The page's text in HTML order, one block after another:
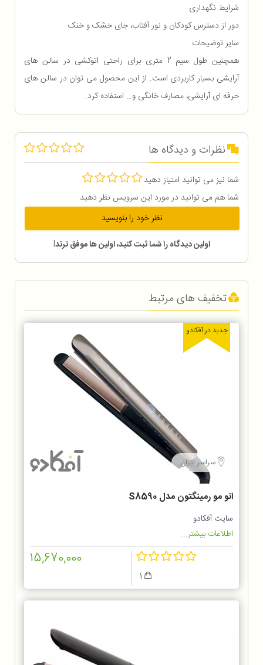
شرایط نگهداری
دور از دسترس کودکان و نور آفتاب، جای خشک و خنک
سایر توضیحات
همچنین طول سیم 2 متری برای راحتی اتوکشی در سالن های
آرایشی بسیار کاربردی است. از این محصول می توان در سالن های
حرفه ای آرایشی، مصارف خانگی و… استفاده کرد.
نظرات و دیدگاه ها
شما نیز می توانید امتیاز دهید
شما هم می توانید در مورد این سرویس نظر دهید
نظر خود را بنویسید
اولین دیدگاه را شما ثبت کنید، اولین ها موفق ترند!
تخفیف های مرتبط
جدید در آفکادو
سراسر ایران
اتو مو رمینگتون مدل S8590
سایت آفکادو
اطلاعات بیشتر...
15,670,000